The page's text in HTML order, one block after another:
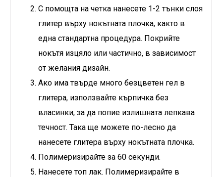
С помощта на четка нанесете 1-2 тънки слоя
глитер върху нокътната плочка, както в
една стандартна процедура. Покрийте
нокътя изцяло или частично, в зависимост
от желания дизайн.
Ако има твърде много безцветен гел в
глитера, използвайте кърпичка без
власинки, за да попие излишната лепкава
течност. Така ще можете по-лесно да
нанесете глитера върху нокътната плочка.
Полимеризирайте за 60 секунди.
Нанесете топ лак. Полимеризирайте в